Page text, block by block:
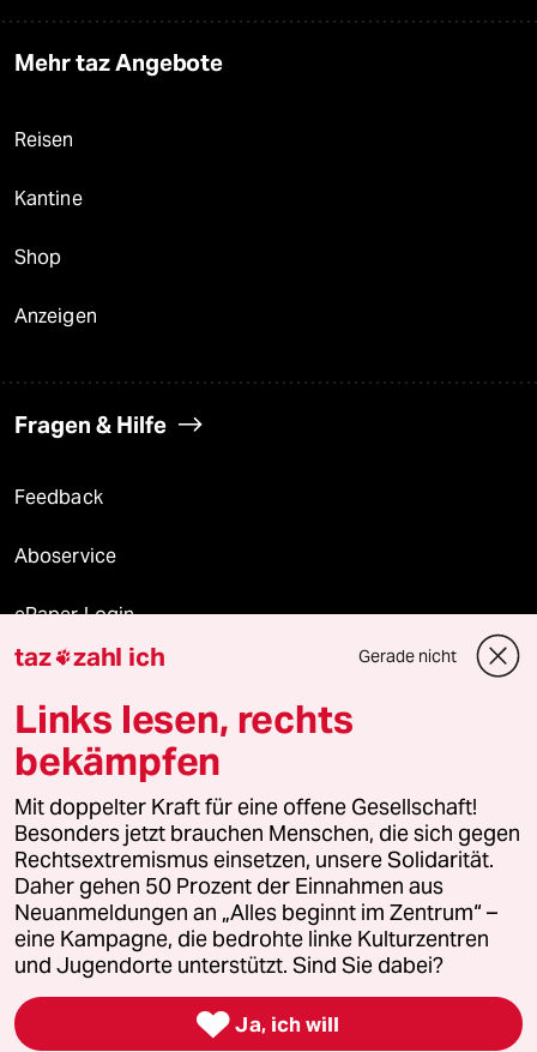
Mehr taz Angebote
Reisen
Kantine
Shop
Anzeigen
Fragen & Hilfe
Feedback
Aboservice
ePaper Login
Downloads für Abonnierende
© 2026 taz Verlags und Vertriebs GmbH
Alle Rechte vorbehalten. Bei rechtlichen Fragen oder für Genehmigungen
wenden Sie sich bitte an lizenzen@taz.de
Feedback Redaktionsstatut Kommune-Richtlinien
Leitlinie Informant Datenschutz Impressum AGB
Seitenwende Einwilligungen widerrufen (Ads)
taz zahl ich Gerade nicht
Links lesen, rechts
bekämpfen
Mit doppelter Kraft für eine offene Gesellschaft!
Besonders jetzt brauchen Menschen, die sich gegen
Rechtsextremismus einsetzen, unsere Solidarität.
Daher gehen 50 Prozent der Einnahmen aus
Neuanmeldungen an „Alles beginnt im Zentrum“ –
eine Kampagne, die bedrohte linke Kulturzentren
und Jugendorte unterstützt. Sind Sie dabei?
 Ja, ich will